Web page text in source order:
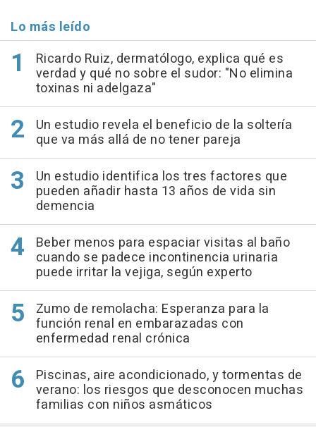
Lo más leído
Ricardo Ruiz, dermatólogo, explica qué es
verdad y qué no sobre el sudor: "No elimina
toxinas ni adelgaza"
Un estudio revela el beneficio de la soltería
que va más allá de no tener pareja
Un estudio identifica los tres factores que
pueden añadir hasta 13 años de vida sin
demencia
Beber menos para espaciar visitas al baño
cuando se padece incontinencia urinaria
puede irritar la vejiga, según experto
Zumo de remolacha: Esperanza para la
función renal en embarazadas con
enfermedad renal crónica
Piscinas, aire acondicionado, y tormentas de
verano: los riesgos que desconocen muchas
familias con niños asmáticos